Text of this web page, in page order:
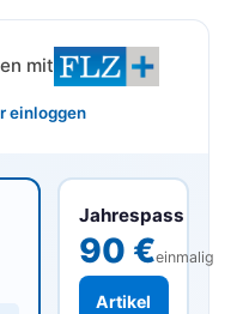
mit
einloggen
Jahrespass
90 €einmalig
Artikel